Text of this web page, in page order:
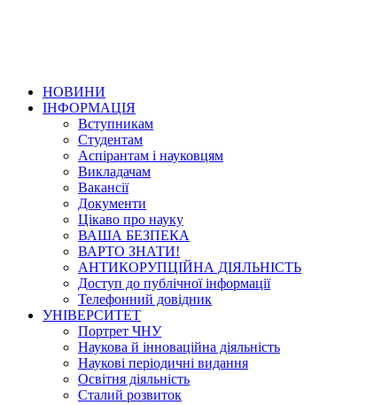
НОВИНИ
ІНФОРМАЦІЯ
Вступникам
Студентам
Аспірантам і науковцям
Викладачам
Вакансії
Документи
Цікаво про науку
ВАША БЕЗПЕКА
ВАРТО ЗНАТИ!
АНТИКОРУПЦІЙНА ДІЯЛЬНІСТЬ
Доступ до публічної інформації
Телефонний довідник
УНІВЕРСИТЕТ
Портрет ЧНУ
Наукова й інноваційна діяльність
Наукові періодичні видання
Освітня діяльність
Сталий розвиток